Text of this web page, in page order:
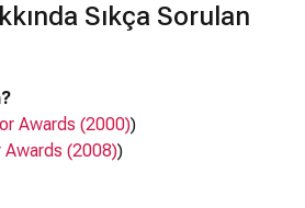
Sıkça Sorulan
Awards (2000))
Awards (2008))